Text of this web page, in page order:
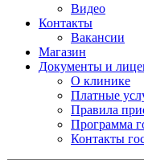
Видео
Контакты
Вакансии
Магазин
Документы и
О клинике
Платные
Правила
Программа
Контакты